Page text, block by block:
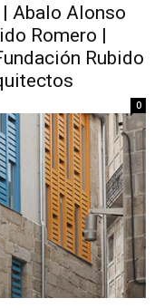
Abalo Alonso
Romero |
Rubido
0